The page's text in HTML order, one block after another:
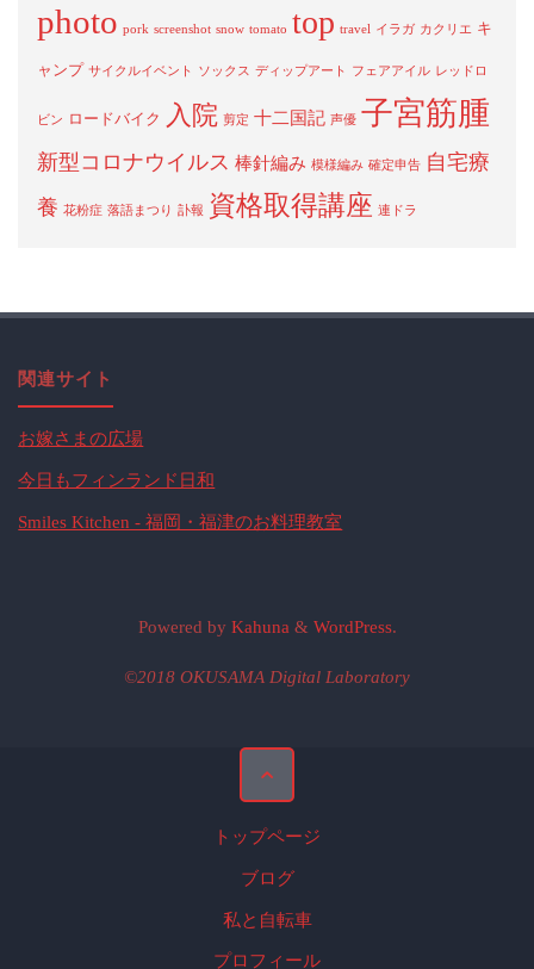
photo pork screenshot snow tomato top travel イラガ カクリエ キ
ャンプ サイクルイベント ソックス ディップアート フェアアイル レッドロ
ビン ロードバイク 入院 剪定 十二国記 声優 子宮筋腫
新型コロナウイルス 棒針編み 模様編み 確定申告 自宅療
養 花粉症 落語まつり 訃報 資格取得講座 連ドラ
関連サイト
お嫁さまの広場
今日もフィンランド日和
Smiles Kitchen - 福岡・福津のお料理教室
Powered byKahuna & WordPress.
©2018 OKUSAMA Digital Laboratory
トップページ
ブログ
私と自転車
プロフィール